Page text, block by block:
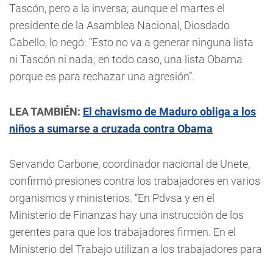
Tascón, pero a la inversa; aunque el martes el
presidente de la Asamblea Nacional, Diosdado
Cabello, lo negó: “Esto no va a generar ninguna lista
ni Tascón ni nada; en todo caso, una lista Obama
porque es para rechazar una agresión”.
LEA TAMBIÉN: El chavismo de Maduro obliga a los
niños a sumarse a cruzada contra Obama
Servando Carbone, coordinador nacional de Unete,
confirmó presiones contra los trabajadores en varios
organismos y ministerios. “En Pdvsa y en el
Ministerio de Finanzas hay una instrucción de los
gerentes para que los trabajadores firmen. En el
Ministerio del Trabajo utilizan a los trabajadores para